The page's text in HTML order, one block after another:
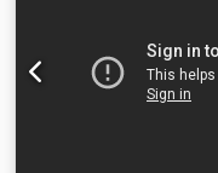
descoloração,
lixamento. O modelo
opcionalmente com